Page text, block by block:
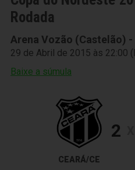
Rodada
Arena Vozão (Castelão) -
29 de Abril de 2015 às 22:00
Baixe a súmula
CEARÁ/CE
2